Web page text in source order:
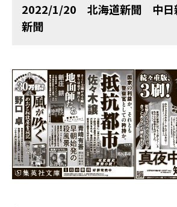
2022/1/20 北海道新聞 中
新聞